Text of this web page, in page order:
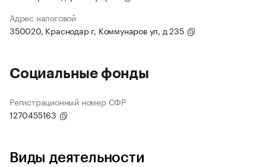
Адрес налоговой
350020, Краснодар г, Коммунаров ул, д 235
Социальные фонды
Регистрационный номер СФР
1270455163
Виды деятельности